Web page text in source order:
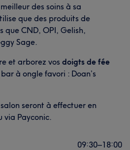
des soins à sa
que des produits de
que CND, OPI, Gelish,
Sage.
et arborez vos doigts de fée
à ongle favori : Doan’s
seront à effectuer en
via Payconic.
09:30–18:00